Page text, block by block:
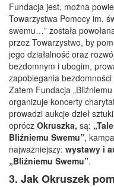
Fundacja jest, można
Towarzystwa Pomocy im.
swemu…” została
przez Towarzystwo, by
jego działalność oraz
bezdomnym i ubogim,
zapobiegania bezdomności
Zatem Fundacja
organizuje koncerty
prowadzi aukcje dzieł
oprócz Okruszka, są:
Bliźniemu Swemu”,
najważniejszy: wystawy i
„Bliźniemu Swemu”.
3. Jak Okruszek